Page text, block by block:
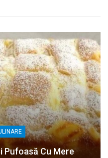
Pufoasă Cu Mere